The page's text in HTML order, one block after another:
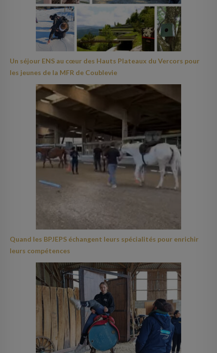
Un séjour ENS au cœur des Hauts Plateaux du Vercors pour
les jeunes de la MFR de Coublevie
Quand les BPJEPS échangent leurs spécialités pour enrichir
leurs compétences